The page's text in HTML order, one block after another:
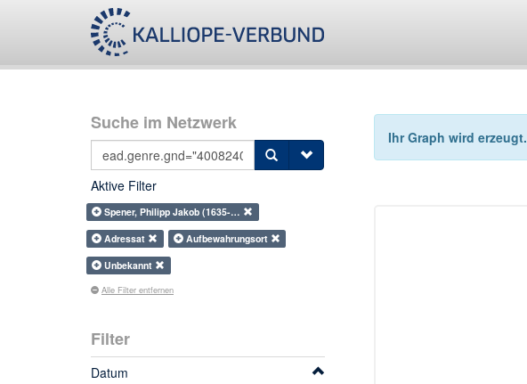
Suche im Netzwerk
Aktive Filter
Spener, Philipp Jakob (1635-…
Adressat
Aufbewahrungsort
Unbekannt
Alle Filter entfernen
Filter
Datum
Ihr Graph wird erzeugt.